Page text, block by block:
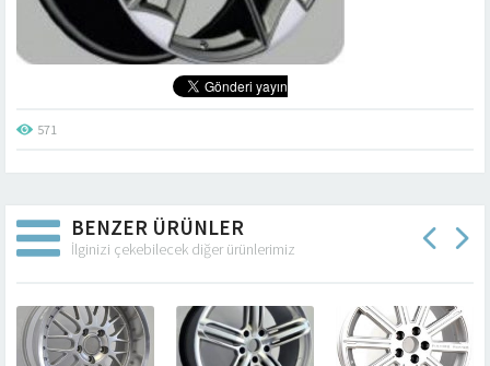
571
BENZER ÜRÜNLER
İlginizi çekebilecek diğer ürünlerimiz